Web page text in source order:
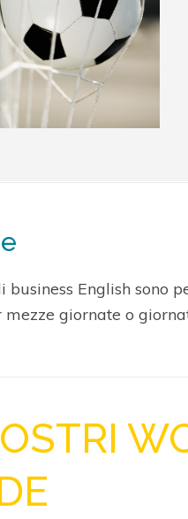
English sono
giornate o